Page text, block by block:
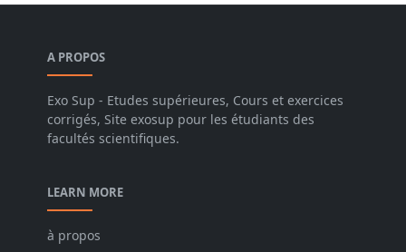
A PROPOS
Exo Sup - Etudes supérieures, Cours et exercices
corrigés, Site exosup pour les étudiants des
facultés scientifiques.
LEARN MORE
à propos